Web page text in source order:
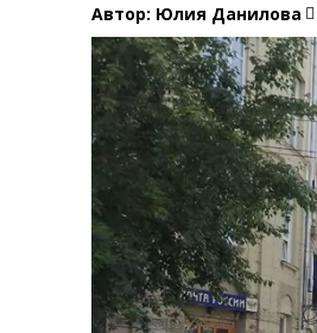
Автор: Юлия Данилова